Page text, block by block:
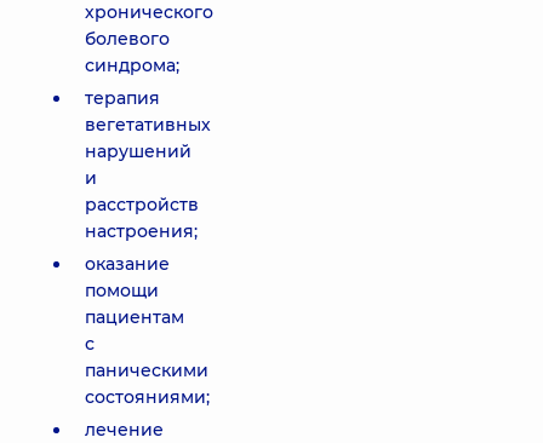
хронического
болевого
синдрома;
терапия
вегетативных
нарушений
и
расстройств
настроения;
оказание
помощи
пациентам
с
паническими
состояниями;
лечение